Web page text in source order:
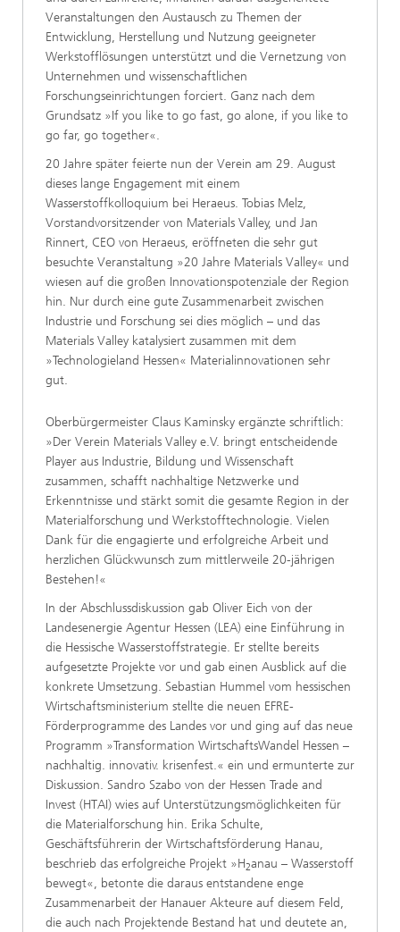
Veranstaltungen den Austausch zu Themen der
Entwicklung, Herstellung und Nutzung geeigneter
Werkstofflösungen unterstützt und die Vernetzung von
Unternehmen und wissenschaftlichen
Forschungseinrichtungen forciert. Ganz nach dem
Grundsatz »If you like to go fast, go alone, if you like to
go far, go together«.
20 Jahre später feierte nun der Verein am 29. August
dieses lange Engagement mit einem
Wasserstoffkolloquium bei Heraeus. Tobias Melz,
Vorstandvorsitzender von Materials Valley, und Jan
Rinnert, CEO von Heraeus, eröffneten die sehr gut
besuchte Veranstaltung »20 Jahre Materials Valley« und
wiesen auf die großen Innovationspotenziale der Region
hin. Nur durch eine gute Zusammenarbeit zwischen
Industrie und Forschung sei dies möglich – und das
Materials Valley katalysiert zusammen mit dem
»Technologieland Hessen« Materialinnovationen sehr
gut.
Oberbürgermeister Claus Kaminsky ergänzte schriftlich:
»Der Verein Materials Valley e.V. bringt entscheidende
Player aus Industrie, Bildung und Wissenschaft
zusammen, schafft nachhaltige Netzwerke und
Erkenntnisse und stärkt somit die gesamte Region in der
Materialforschung und Werkstofftechnologie. Vielen
Dank für die engagierte und erfolgreiche Arbeit und
herzlichen Glückwunsch zum mittlerweile 20-jährigen
Bestehen!«
In der Abschlussdiskussion gab Oliver Eich von der
Landesenergie Agentur Hessen (LEA) eine Einführung in
die Hessische Wasserstoffstrategie. Er stellte bereits
aufgesetzte Projekte vor und gab einen Ausblick auf die
konkrete Umsetzung. Sebastian Hummel vom hessischen
Wirtschaftsministerium stellte die neuen EFRE-
Förderprogramme des Landes vor und ging auf das neue
Programm »Transformation WirtschaftsWandel Hessen –
nachhaltig. innovativ. krisenfest.« ein und ermunterte zur
Diskussion. Sandro Szabo von der Hessen Trade and
Invest (HTAI) wies auf Unterstützungsmöglichkeiten für
die Materialforschung hin. Erika Schulte,
Geschäftsführerin der Wirtschaftsförderung Hanau,
beschrieb das erfolgreiche Projekt »H2anau – Wasserstoff
bewegt«, betonte die daraus entstandene enge
Zusammenarbeit der Hanauer Akteure auf diesem Feld,
die auch nach Projektende Bestand hat und deutete an,